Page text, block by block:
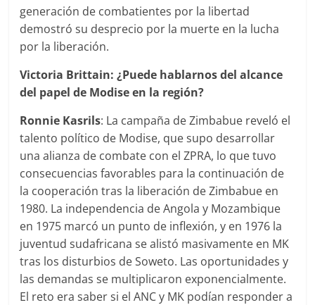
generación de combatientes por la libertad
demostró su desprecio por la muerte en la lucha
por la liberación.
Victoria Brittain: ¿Puede hablarnos del alcance
del papel de Modise en la región?
Ronnie Kasrils: La campaña de Zimbabue reveló el
talento político de Modise, que supo desarrollar
una alianza de combate con el ZPRA, lo que tuvo
consecuencias favorables para la continuación de
la cooperación tras la liberación de Zimbabue en
1980. La independencia de Angola y Mozambique
en 1975 marcó un punto de inflexión, y en 1976 la
juventud sudafricana se alistó masivamente en MK
tras los disturbios de Soweto. Las oportunidades y
las demandas se multiplicaron exponencialmente.
El reto era saber si el ANC y MK podían responder a